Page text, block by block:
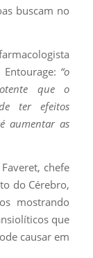
buscam no
“o
que o
ter efeitos
aumentar as
chefe
do Cérebro,
mostrando
que
causar em